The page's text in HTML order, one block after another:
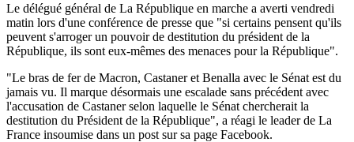
Le délégué général de La République en marche a averti vendredi
matin lors d'une conférence de presse que "si certains pensent qu'ils
peuvent s'arroger un pouvoir de destitution du président de la
République, ils sont eux-mêmes des menaces pour la République".
"Le bras de fer de Macron, Castaner et Benalla avec le Sénat est du
jamais vu. Il marque désormais une escalade sans précédent avec
l'accusation de Castaner selon laquelle le Sénat chercherait la
destitution du Président de la République", a réagi le leader de La
France insoumise dans un post sur sa page Facebook.